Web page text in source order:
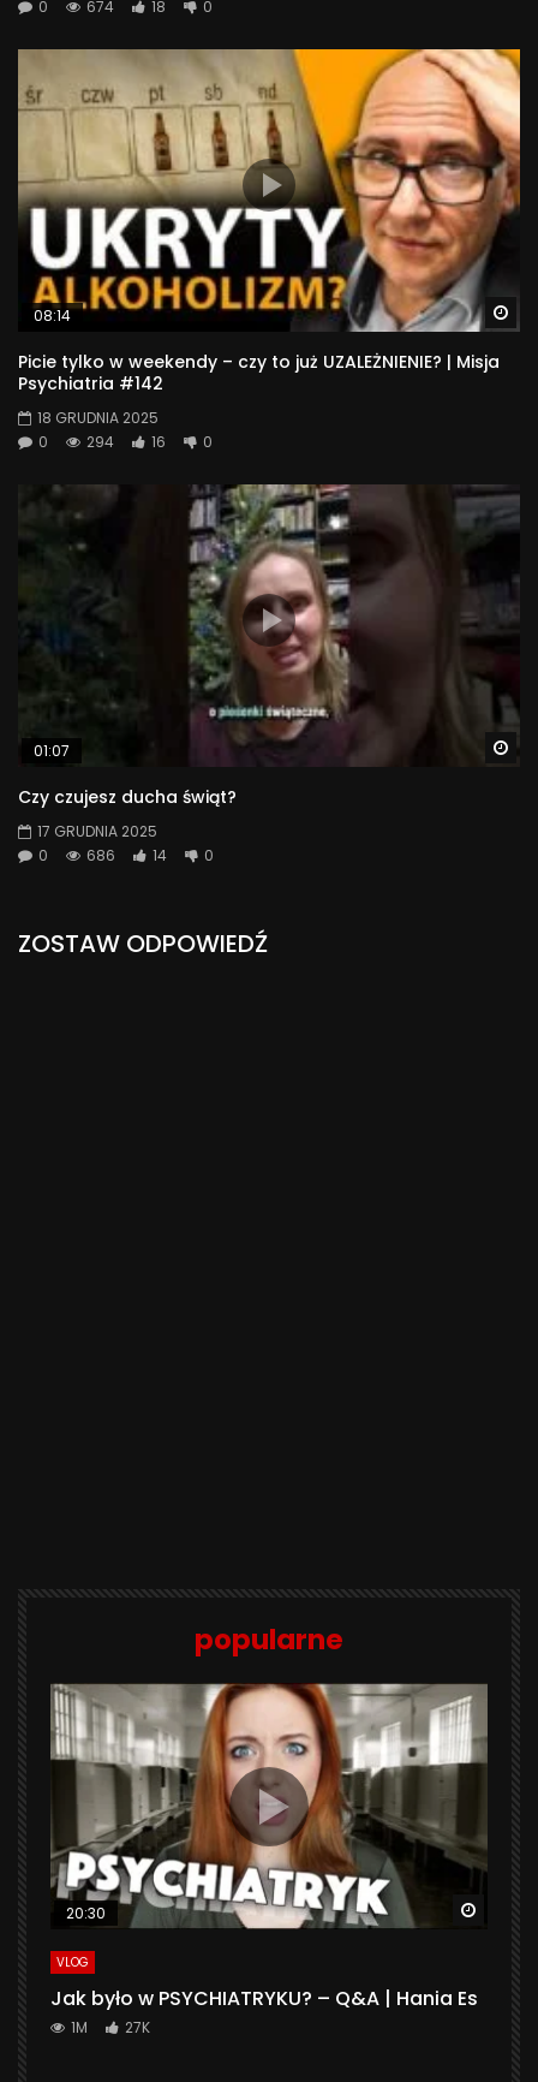
0 674 18 0
08:14
Picie tylko w weekendy – czy to już UZALEŻNIENIE? | Misja
Psychiatria #142
18 GRUDNIA 2025
0
294 16 0
01:07
Czy czujesz ducha świąt?
17 GRUDNIA 2025
0
686 14 0
ZOSTAW ODPOWIEDŹ
popularne
20:30
VLOG
Jak było w PSYCHIATRYKU? – Q&A | Hania Es
1M 27K